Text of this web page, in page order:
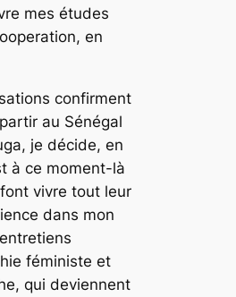
mes études
en
confirment
au Sénégal
je décide, en
à ce moment-là
vivre tout leur
dans mon
féministe et
qui deviennent